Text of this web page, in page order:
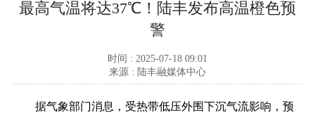
最高气温将达37℃！陆丰发布高温橙色预
警
时间 : 2025-07-18 09:01
来源 : 陆丰融媒体中心
据气象部门消息，受热带低压外围下沉气流影响，预